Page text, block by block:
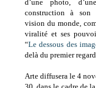
d’une photo,
construction à son
vision du monde,
viralité et ses
“Le dessous des
delà du premier
Arte diffusera le 4